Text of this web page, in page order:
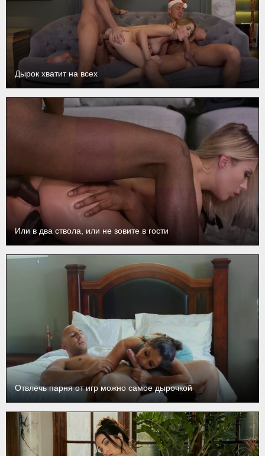
Дырок хватит на всех
Или в два ствола, или не зовите в гости
Отвлечь парня от игр можно самое дырочкой